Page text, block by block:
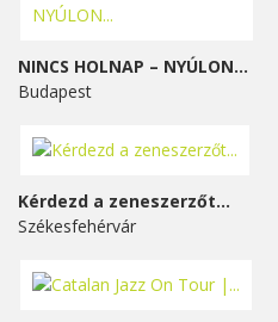
NINCS HOLNAP – NYÚLON...
Budapest
Kérdezd a zeneszerzőt...
Székesfehérvár